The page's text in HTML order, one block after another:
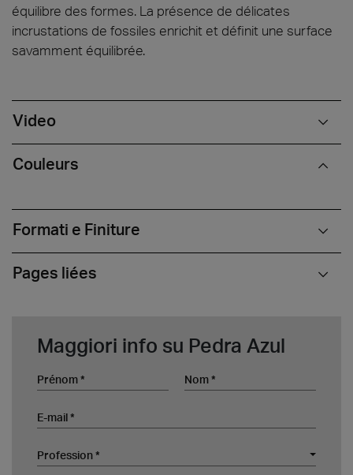
équilibre des formes. La présence de délicates
incrustations de fossiles enrichit et définit une surface
savamment équilibrée.
Video
Couleurs
Formati e Finiture
Pages liées
Maggiori info su Pedra Azul
Prénom Nom
E-mail
Profession
Profession *